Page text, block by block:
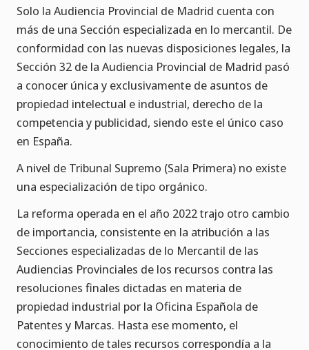
Solo la Audiencia Provincial de Madrid cuenta con
más de una Sección especializada en lo mercantil. De
conformidad con las nuevas disposiciones legales, la
Sección 32 de la Audiencia Provincial de Madrid pasó
a conocer única y exclusivamente de asuntos de
propiedad intelectual e industrial, derecho de la
competencia y publicidad, siendo este el único caso
en España.
A nivel de Tribunal Supremo (Sala Primera) no existe
una especialización de tipo orgánico.
La reforma operada en el año 2022 trajo otro cambio
de importancia, consistente en la atribución a las
Secciones especializadas de lo Mercantil de las
Audiencias Provinciales de los recursos contra las
resoluciones finales dictadas en materia de
propiedad industrial por la Oficina Española de
Patentes y Marcas. Hasta ese momento, el
conocimiento de tales recursos correspondía a la